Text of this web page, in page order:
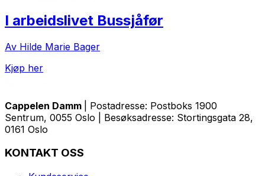
I arbeidslivet Bussjåfør
Av Hilde Marie Bager
Kjøp her
Cappelen Damm
| Postadresse: Postboks 1900
Sentrum, 0055 Oslo | Besøksadresse: Stortingsgata 28,
0161 Oslo
KONTAKT OSS